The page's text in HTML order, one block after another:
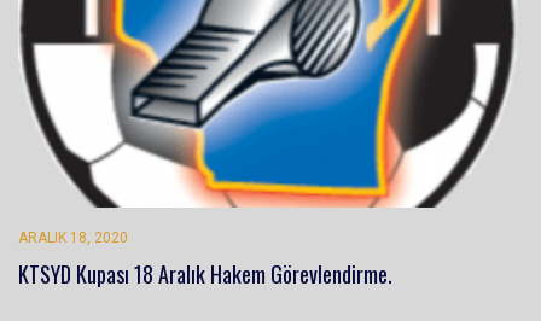
ARALIK 18, 2020
KTSYD Kupası 18 Aralık Hakem Görevlendirme.